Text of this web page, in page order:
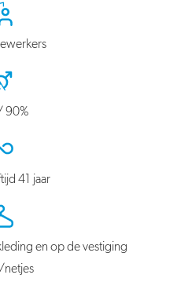
90%
41 jaar
en op de vestiging
netjes